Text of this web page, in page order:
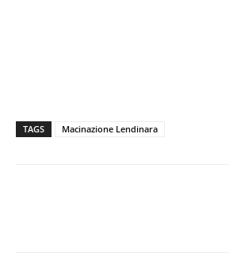
TAGS Macinazione Lendinara